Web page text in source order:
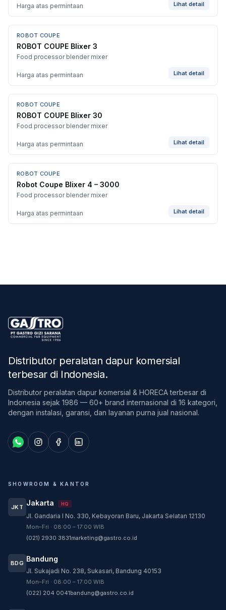
Harga atas permintaan Lihat detail
ROBOT COUPE
ROBOT COUPE Blixer 3
Food processor blender mixer
Harga atas permintaan Lihat detail
ROBOT COUPE
ROBOT COUPE Blixer 30
Food processor blender mixer
Harga atas permintaan Lihat detail
ROBOT COUPE
Robot Coupe Blixer 4 – 3000
Food processor blender mixer
Harga atas permintaan Lihat detail
Distributor peralatan dapur komersial
terbesar di Indonesia.
Distributor peralatan dapur komersial & HORECA terbesar di
Indonesia sejak 1986 — 60+ brand internasional di 16 kategori,
dengan instalasi, garansi, dan layanan purna jual nasional.
SHOWROOM & KANTOR
JKT Jakarta HQ
Jl. Gandaria I No. 330, Kebayoran Baru, Jakarta Selatan 12130
Mon–Fri · 08:00 – 17:00 WIB
(021) 2930 3831marketing@gastro.co.id
BDG Bandung
Jl. Sukajadi No. 238, Sukasari, Bandung 40153
Mon–Fri · 08:00 – 17:00 WIB
(022) 204 0041bandung@gastro.co.id
Customer Service
sesuai kebutuhan Anda.
Tim biasanya membalas dalam beberapa menit.
CS - Tanya Produk Gastro